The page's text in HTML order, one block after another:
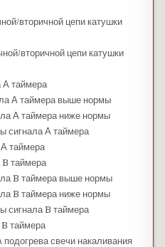
вторичной цепи катушки
вторичной цепи катушки
А таймера
А таймера выше нормы
А таймера ниже нормы
сигнала А таймера
таймера
таймера
B таймера выше нормы
B таймера ниже нормы
сигнала B таймера
таймера
свечи накаливания